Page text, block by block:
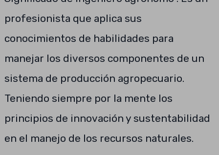
profesionista que aplica sus
conocimientos de habilidades para
manejar los diversos componentes de un
sistema de producción agropecuario.
Teniendo siempre por la mente los
principios de innovación y sustentabilidad
en el manejo de los recursos naturales.